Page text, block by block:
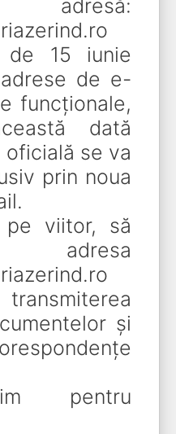
15 iunie
de e-
funcționale,
dată
se va
prin noua
pe viitor, să
și
pentru